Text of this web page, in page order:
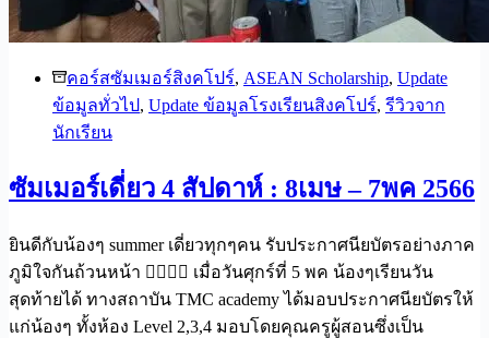
คอร์สซัมเมอร์สิงคโปร์, ASEAN Scholarship, Update
ข้อมูลทั่วไป, Update ข้อมูลโรงเรียนสิงคโปร์, รีวิวจาก
นักเรียน
ซัมเมอร์เดี่ยว 4 สัปดาห์ : 8เมษ – 7พค 2566
ยินดีกับน้องๆ summer เดี่ยวทุกๆคน รับประกาศนียบัตรอย่างภาค
ภูมิใจกันถ้วนหน้า 🙆‍♀️🙆‍♂️ เมื่อวันศุกร์ที่ 5 พค น้องๆเรียนวัน
สุดท้ายได้ ทางสถาบัน TMC academy ได้มอบประกาศนียบัตรให้
แก่น้องๆ ทั้งห้อง Level 2,3,4 มอบโดยคุณครูผู้สอนซึ่งเป็น